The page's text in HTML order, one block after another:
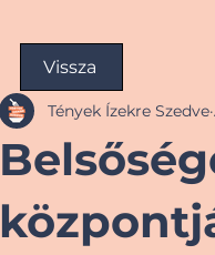
Tények Ízekre Szedve
Vissza